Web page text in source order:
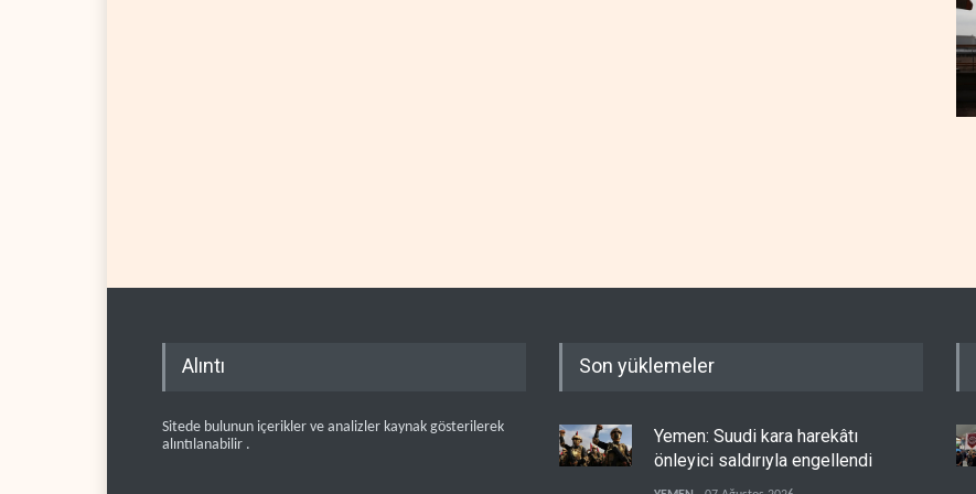
Alıntı
Sitede bulunun içerikler ve analizler kaynak gösterilerek
alıntılanabilir .
Son yüklemeler
Yemen: Suudi kara harekâtı
önleyici saldırıyla engellendi